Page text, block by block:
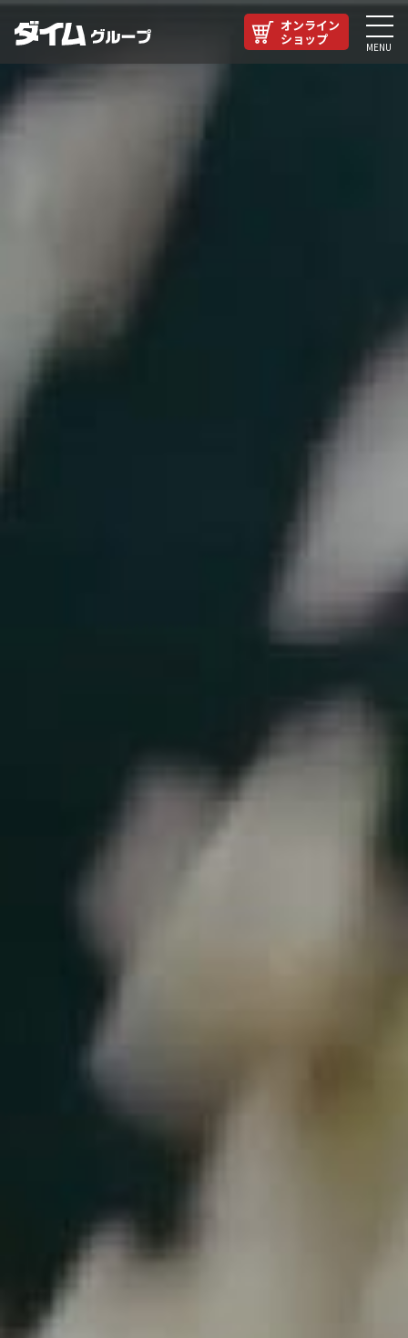
オンライン
ショップ MENU